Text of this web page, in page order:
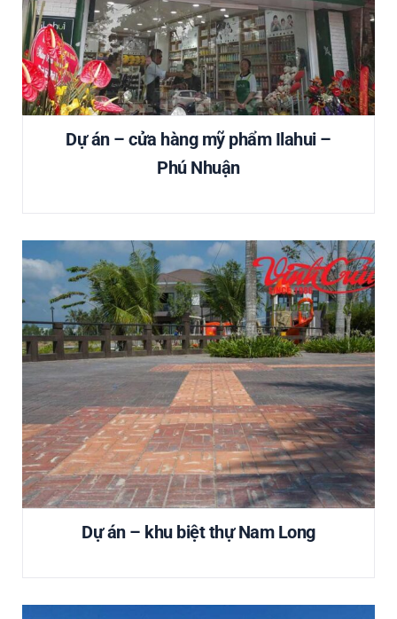
Dự án – cửa hàng mỹ phẩm Ilahui –
Phú Nhuận
Dự án – khu biệt thự Nam Long